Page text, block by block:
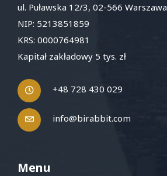
ul. Puławska 12/3, 02-566 Warszawa
NIP: 5213851859
KRS: 0000764981
Kapitał zakładowy 5 tys. zł
+48 728 430 029
info@birabbit.com
Menu